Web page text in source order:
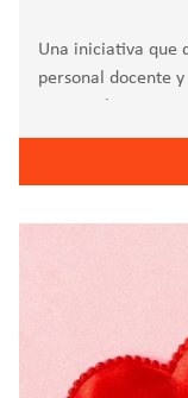
Una iniciativa que
personal docente
educativa. Si